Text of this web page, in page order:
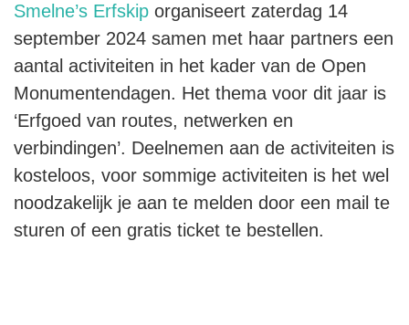
Smelne’s Erfskip organiseert zaterdag 14
september 2024 samen met haar partners een
aantal activiteiten in het kader van de Open
Monumentendagen. Het thema voor dit jaar is
‘Erfgoed van routes, netwerken en
verbindingen’. Deelnemen aan de activiteiten is
kosteloos, voor sommige activiteiten is het wel
noodzakelijk je aan te melden door een mail te
sturen of een gratis ticket te bestellen.